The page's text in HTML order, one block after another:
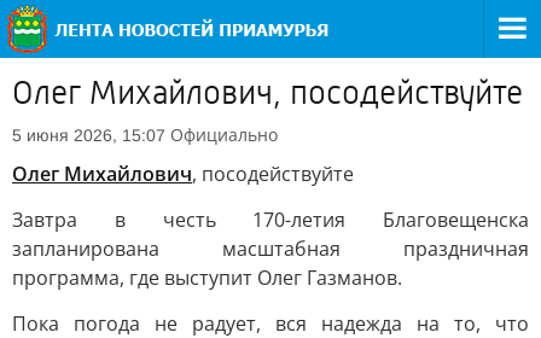
Олег Михайлович, посодействуйте
5 июня 2026, 15:07 Официально
Олег Михайлович, посодействуйте
Завтра в честь 170-летия Благовещенска
запланирована масштабная праздничная
программа, где выступит Олег Газманов.
Пока погода не радует, вся надежда на то, что